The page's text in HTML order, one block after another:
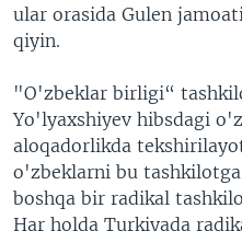
ular orasida Gulen
qiyin.
"O'zbeklar birligi“
Yo'lyaxshiyev hibsdagi
aloqadorlikda
o'zbeklarni bu
boshqa bir radikal
Har holda Turkiyada